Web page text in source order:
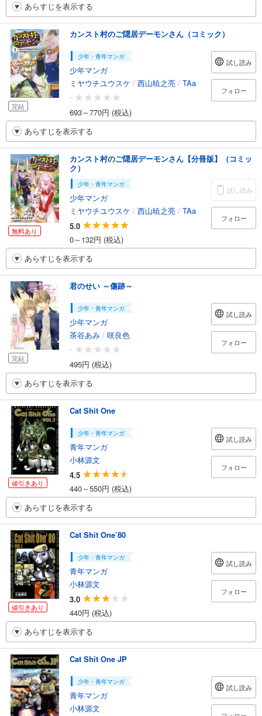
あらすじを表示する
完結
カンスト村のご隠居デーモンさん（コミック）
少年・青年マンガ
少年マンガ
ミヤウチユウスケ / 西山暁之亮 / TAa
-
693～770円 (税込)
試し読み
フォロー
あらすじを表示する
無料あり
カンスト村のご隠居デーモンさん【分冊版】（コミッ
ク）
少年・青年マンガ
少年マンガ
ミヤウチユウスケ / 西山暁之亮 / TAa
5.0
0～132円 (税込)
試し読み
フォロー
あらすじを表示する
完結
君のせい ～傷跡～
少年・青年マンガ
少年マンガ
茶谷あみ / 咲良色
-
495円 (税込)
試し読み
フォロー
あらすじを表示する
値引きあり
Cat Shit One
少年・青年マンガ
青年マンガ
小林源文
4.5
440～550円 (税込)
試し読み
フォロー
あらすじを表示する
値引きあり
Cat Shit One’80
少年・青年マンガ
青年マンガ
小林源文
3.0
440円 (税込)
試し読み
フォロー
あらすじを表示する
Cat Shit One JP
少年・青年マンガ
青年マンガ
小林源文
試し読み